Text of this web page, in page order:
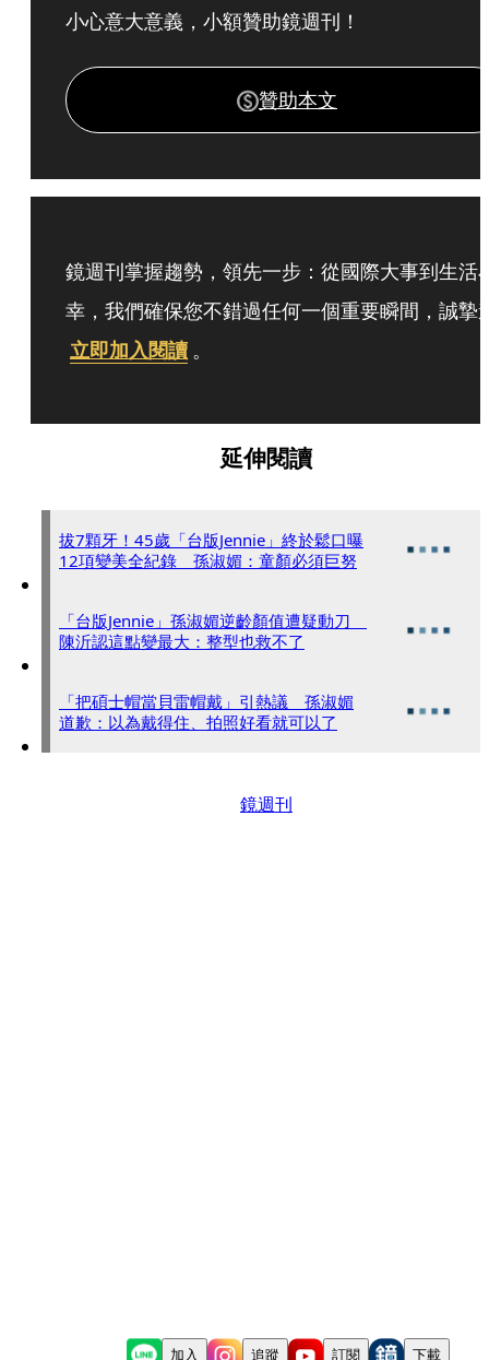
小心意大意義，小額贊助鏡週刊！
贊助本文
鏡週刊掌握趨勢，領先一步：從國際大事到生活
幸，我們確保您不錯過任何一個重要瞬間，誠摯
立即加入閱讀 。
延伸閱讀
拔7顆牙！45歲「台版Jennie」終於鬆口曝
12項變美全紀錄 孫淑媚：童顏必須巨努
「台版Jennie」孫淑媚逆齡顏值遭疑動刀
陳沂認這點變最大：整型也救不了
「把碩士帽當貝雷帽戴」引熱議 孫淑媚
道歉：以為戴得住、拍照好看就可以了
鏡週刊
加入 追蹤 訂閱 下載